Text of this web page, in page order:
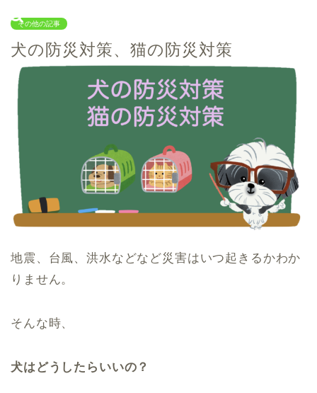
その他の記事
犬の防災対策、猫の防災対策
地震、台風、洪水などなど災害はいつ起きるかわか
りません。
そんな時、
犬はどうしたらいいの？